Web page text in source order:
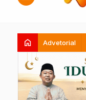
home Advetorial